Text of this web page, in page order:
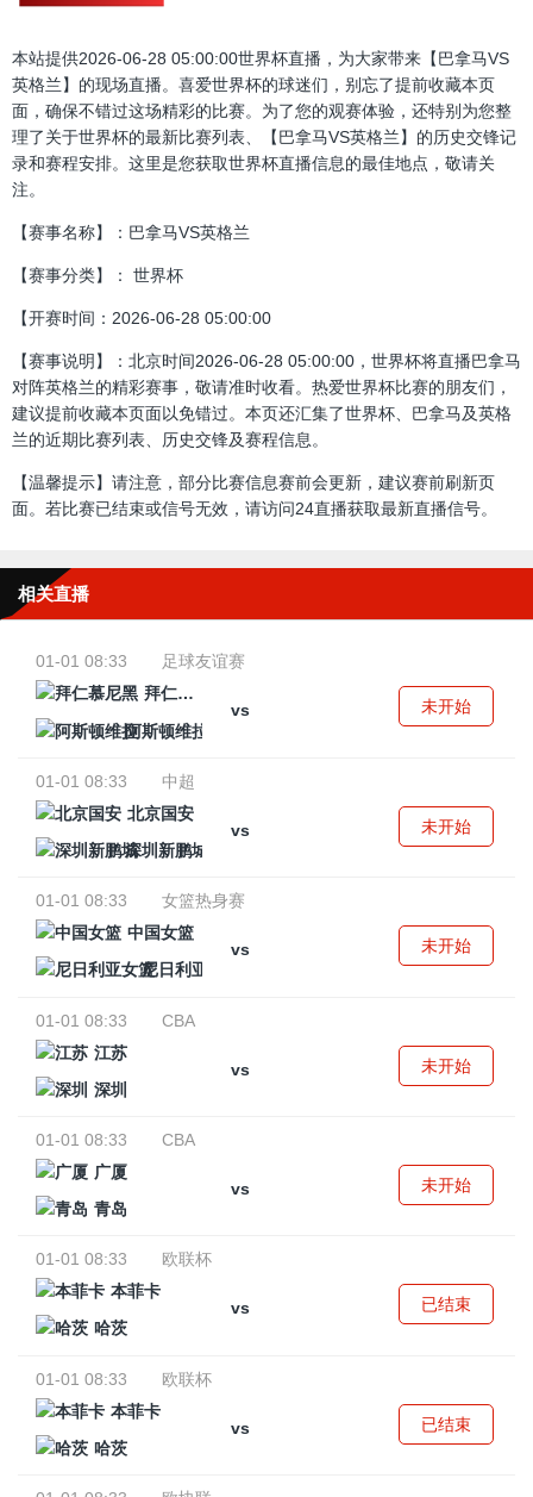
本站提供2026-06-28 05:00:00世界杯直播，为大家带来【巴拿马VS
英格兰】的现场直播。喜爱世界杯的球迷们，别忘了提前收藏本页
面，确保不错过这场精彩的比赛。为了您的观赛体验，还特别为您整
理了关于世界杯的最新比赛列表、【巴拿马VS英格兰】的历史交锋记
录和赛程安排。这里是您获取世界杯直播信息的最佳地点，敬请关
注。
【赛事名称】：巴拿马VS英格兰
【赛事分类】： 世界杯
【开赛时间：2026-06-28 05:00:00
【赛事说明】：北京时间2026-06-28 05:00:00，世界杯将直播巴拿马
对阵英格兰的精彩赛事，敬请准时收看。热爱世界杯比赛的朋友们，
建议提前收藏本页面以免错过。本页还汇集了世界杯、巴拿马及英格
兰的近期比赛列表、历史交锋及赛程信息。
【温馨提示】请注意，部分比赛信息赛前会更新，建议赛前刷新页
面。若比赛已结束或信号无效，请访问24直播获取最新直播信号。
相关直播
01-01 08:33
足球友谊赛
拜仁慕尼黑
vs
阿斯顿维拉
未开始
01-01 08:33
中超
北京国安
vs
深圳新鹏城
未开始
01-01 08:33
女篮热身赛
中国女篮
vs
尼日利亚女篮
未开始
01-01 08:33
CBA
江苏
vs
深圳
未开始
01-01 08:33
CBA
广厦
vs
青岛
未开始
01-01 08:33
欧联杯
本菲卡
vs
哈茨
已结束
01-01 08:33
欧联杯
本菲卡
vs
哈茨
已结束